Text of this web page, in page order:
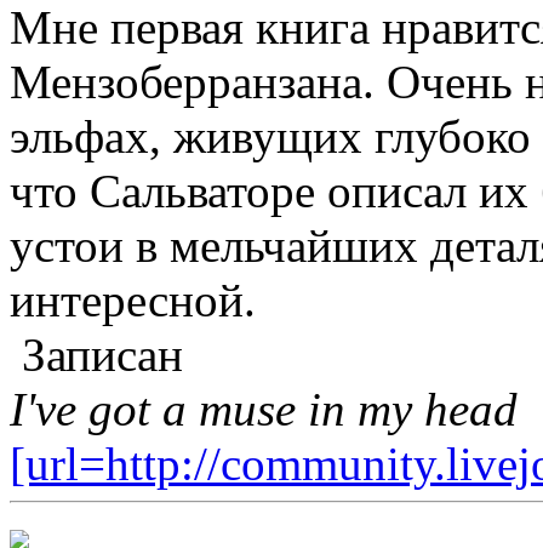
Мне первая книга
Мензоберранзана. Очень
эльфах, живущих
что Сальваторе описал
устои в мельчайших
интересной.
Записан
I've got a muse in my head
[url=http://